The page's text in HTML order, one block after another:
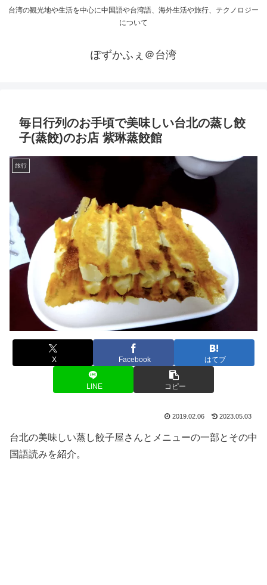
台湾の観光地や生活を中心に中国語や台湾語、海外生活や旅行、テクノロジー
について
ぽずかふぇ＠台湾
毎日行列のお手頃で美味しい台北の蒸し餃
子(蒸餃)のお店 紫琳蒸餃館
旅行
X Facebook はてブ
LINE コピー
2019.02.06 2023.05.03
台北の美味しい蒸し餃子屋さんとメニューの一部とその中
国語読みを紹介。